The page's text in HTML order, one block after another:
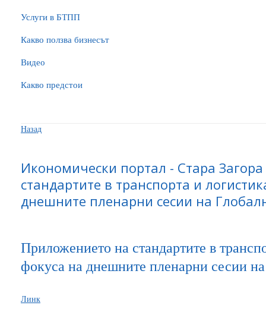
Услуги в БТПП
Какво ползва бизнесът
Видео
Какво предстои
Назад
Икономически портал - Стара
стандартите в транспорта и
днешните пленарни сесии на
Приложението на стандартите в
фокуса на днешните пленарни сесии
Линк